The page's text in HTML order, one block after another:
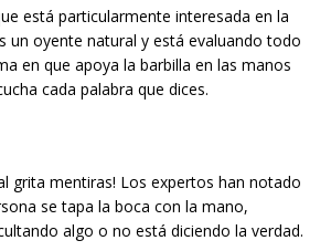
está particularmente interesada en la
un oyente natural y está evaluando todo
en que apoya la barbilla en las manos
cada palabra que dices.
grita mentiras! Los expertos han notado
se tapa la boca con la mano,
algo o no está diciendo la verdad.